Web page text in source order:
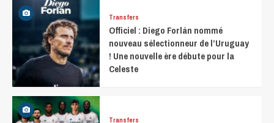
Transfers
Officiel : Diego Forlán nommé
nouveau sélectionneur de l’Uruguay
! Une nouvelle ère débute pour la
Celeste
Transfers